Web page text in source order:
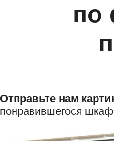
Отправьте нам
понравившегося
по